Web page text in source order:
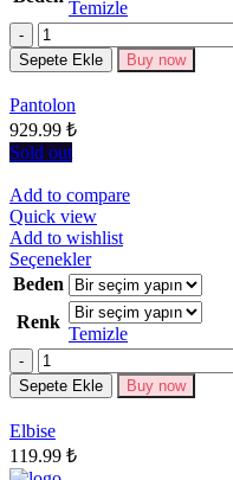
fazla
varyasyonu
var.
Temizle
Miktar
Sepete Ekle Buy now
Pantolon
929.99 ₺
Sold out
Add to compare
Quick view
Add to wishlist
SeçeneklerBu
ürünün
birden
fazla
varyasyonu
Seçenekler
Beden
Renk
Temizle
Miktar
Sepete Ekle Buy now
Elbise
119.99 ₺